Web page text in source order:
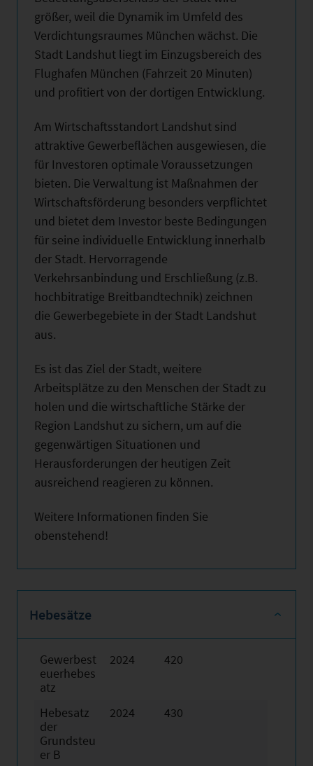
größer, weil die Dynamik im Umfeld des
Verdichtungsraumes München wächst. Die
Stadt Landshut liegt im Einzugsbereich des
Flughafen München (Fahrzeit 20 Minuten)
und profitiert von der dortigen Entwicklung.
Am Wirtschaftsstandort Landshut sind
attraktive Gewerbeflächen ausgewiesen, die
für Investoren optimale Voraussetzungen
bieten. Die Verwaltung ist Maßnahmen der
Wirtschaftsförderung besonders verpflichtet
und bietet dem Investor beste Bedingungen
für seine individuelle Entwicklung innerhalb
der Stadt. Hervorragende
Verkehrsanbindung und Erschließung (z.B.
hochbitratige Breitbandtechnik) zeichnen
die Gewerbegebiete in der Stadt Landshut
aus.
Es ist das Ziel der Stadt, weitere
Arbeitsplätze zu den Menschen der Stadt zu
holen und die wirtschaftliche Stärke der
Region Landshut zu sichern, um auf die
gegenwärtigen Situationen und
Herausforderungen der heutigen Zeit
ausreichend reagieren zu können.
Weitere Informationen finden Sie
obenstehend!
Hebesätze
Gewerbest
euerhebes
atz
2024 420
Hebesatz
der
Grundsteu
er B
2024 430